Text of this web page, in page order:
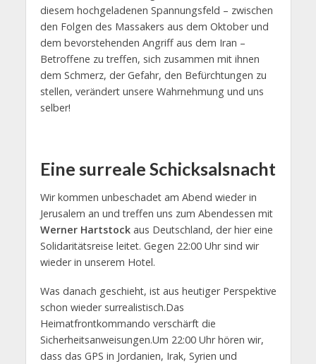
diesem hochgeladenen Spannungsfeld – zwischen
den Folgen des Massakers aus dem Oktober und
dem bevorstehenden Angriff aus dem Iran –
Betroffene zu treffen, sich zusammen mit ihnen
dem Schmerz, der Gefahr, den Befürchtungen zu
stellen, verändert unsere Wahrnehmung und uns
selber!
Eine surreale Schicksalsnacht
Wir kommen unbeschadet am Abend wieder in
Jerusalem an und treffen uns zum Abendessen mit
Werner Hartstockaus Deutschland, der hier eine
Solidaritätsreise leitet. Gegen 22:00 Uhr sind wir
wieder in unserem Hotel.
Was danach geschieht, ist aus heutiger Perspektive
schon wieder surrealistisch.Das
Heimatfrontkommando verschärft die
Sicherheitsanweisungen.Um 22:00 Uhr hören wir,
dass das GPS in Jordanien, Irak, Syrien und